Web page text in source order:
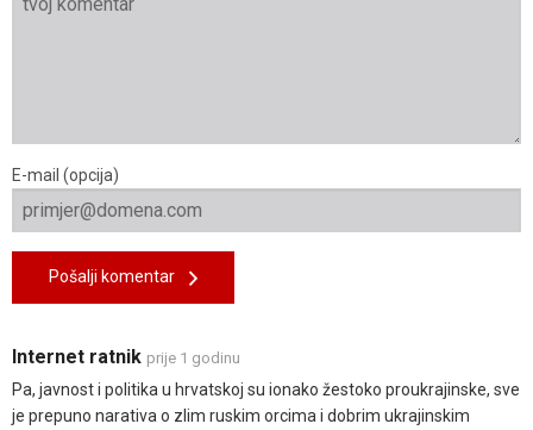
E-mail (opcija)
Pošalji komentar
Internet ratnik prije 1 godinu
Pa, javnost i politika u hrvatskoj su ionako žestoko proukrajinske, sve
je prepuno narativa o zlim ruskim orcima i dobrim ukrajinskim